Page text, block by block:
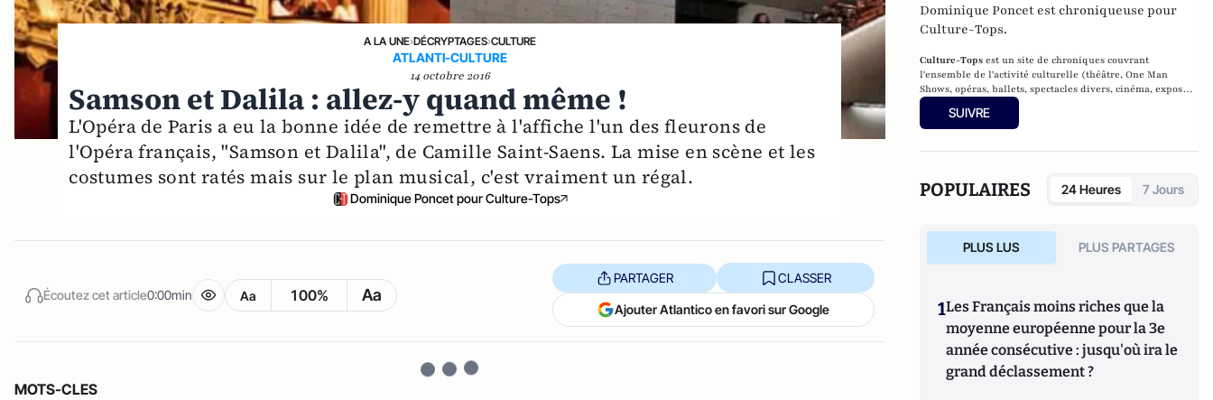
A LA UNE›DÉCRYPTAGES›CULTURE
ATLANTI-CULTURE
14 octobre 2016
Samson et Dalila : allez-y quand même !
L'Opéra de Paris a eu la bonne idée de remettre à l'affiche l'un des fleurons de
l'Opéra français, "Samson et Dalila", de Camille Saint-Saens. La mise en scène et les
costumes sont ratés mais sur le plan musical, c'est vraiment un régal.
Dominique Poncet pour Culture-Tops
Écoutez cet article0:00min Aa 100% Aa
PARTAGER CLASSER
Ajouter Atlantico en favori sur Google
MOTS-CLES
Dominique Poncet est chroniqueuse pour
Culture-Tops.
Culture-Tops est un site de chroniques couvrant
l'ensemble de l'activité culturelle (théâtre, One Man
Shows, opéras, ballets, spectacles divers, cinéma, expos,
livres, etc.).
SUIVRE
POPULAIRES 24 Heures 7 Jours
PLUS LUS PLUS PARTAGES
1Les Français moins riches que la
moyenne européenne pour la 3e
année consécutive : jusqu'où ira le
grand déclassement ?